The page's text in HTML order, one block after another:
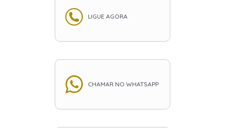
LIGUE AGORA
CHAMAR NO WHATSAPP